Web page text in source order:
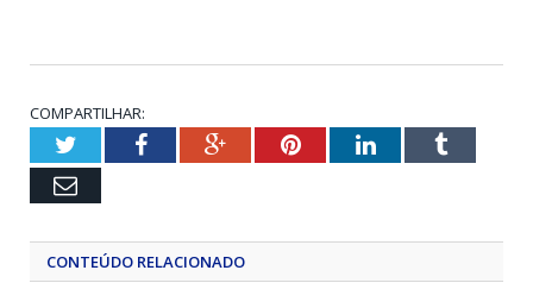
COMPARTILHAR:
TwitterFacebookGoogle+PinterestLinkedInTumblr
Email
CONTEÚDO RELACIONADO